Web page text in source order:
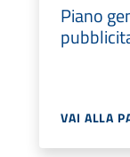
Piano
VAI ALLA